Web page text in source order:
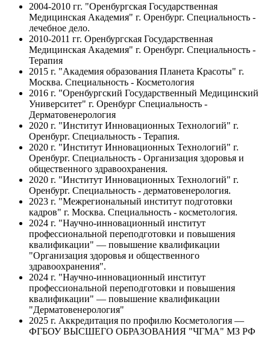
2004-2010 гг. "Оренбургская Государственная
Медицинская Академия" г. Оренбург. Специальность -
лечебное дело.
2010-2011 гг. Оренбургская Государственная
Медицинская Академия" г. Оренбург. Специальность -
Терапия
2015 г. "Академия образования Планета Красоты" г.
Москва. Специальность - Косметология
2016 г. "Оренбургский Государственный Медицинский
Университет" г. Оренбург Специальность -
Дерматовенерология
2020 г. "Институт Инновационных Технологий" г.
Оренбург. Специальность - Терапия.
2020 г. "Институт Инновационных Технологий" г.
Оренбург. Специальность - Организация здоровья и
общественного здравоохранения.
2020 г. "Институт Инновационных Технологий" г.
Оренбург. Специальность - дерматовенерология.
2023 г. "Межрегиональный институт подготовки
кадров" г. Москва. Специальность - косметология.
2024 г. "Научно-инновационный институт
профессиональной переподготовки и повышения
квалификации" — повышение квалификации
"Организация здоровья и общественного
здравоохранения".
2024 г. "Научно-инновационный институт
профессиональной переподготовки и повышения
квалификации" — повышение квалификации
"Дерматовенерология"
2025 г. Аккредитация по профилю Косметология —
ФГБОУ ВЫСШЕГО ОБРАЗОВАНИЯ "ЧГМА" МЗ РФ